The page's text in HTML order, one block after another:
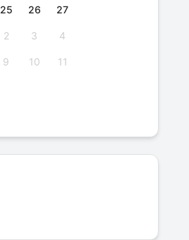
25 26 27
2 3 4
9 10 11